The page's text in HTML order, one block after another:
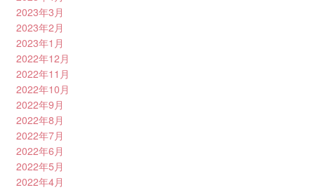
2023年3月
2023年2月
2023年1月
2022年12月
2022年11月
2022年10月
2022年9月
2022年8月
2022年7月
2022年6月
2022年5月
2022年4月